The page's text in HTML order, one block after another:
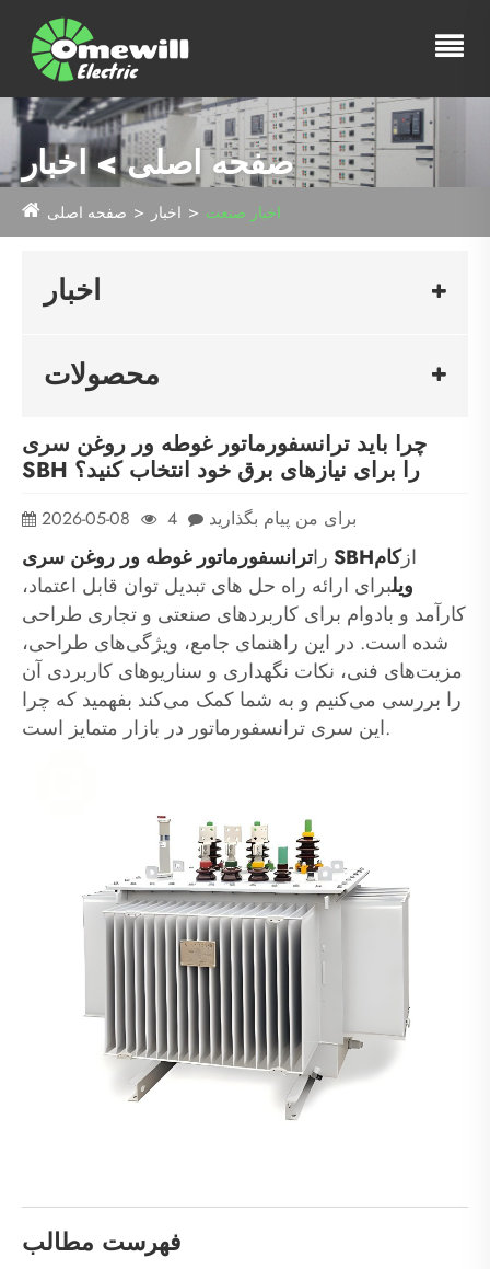
صفحه اصلی > اخبار
صفحه اصلی اخبار اخبار صنعت
اخبار
محصولات
چرا باید ترانسفورماتور غوطه ور روغن سری
SBH را برای نیازهای برق خود انتخاب کنید؟
2026-05-08 4 برای من پیام بگذارید
را ترانسفورماتور غوطه ور روغن سری SBH ازکام
ویلبرای ارائه راه حل های تبدیل توان قابل اعتماد،
کارآمد و بادوام برای کاربردهای صنعتی و تجاری طراحی
شده است. در این راهنمای جامع، ویژگی‌های طراحی،
مزیت‌های فنی، نکات نگهداری و سناریوهای کاربردی آن
را بررسی می‌کنیم و به شما کمک می‌کند بفهمید که چرا
این سری ترانسفورماتور در بازار متمایز است.
فهرست مطالب